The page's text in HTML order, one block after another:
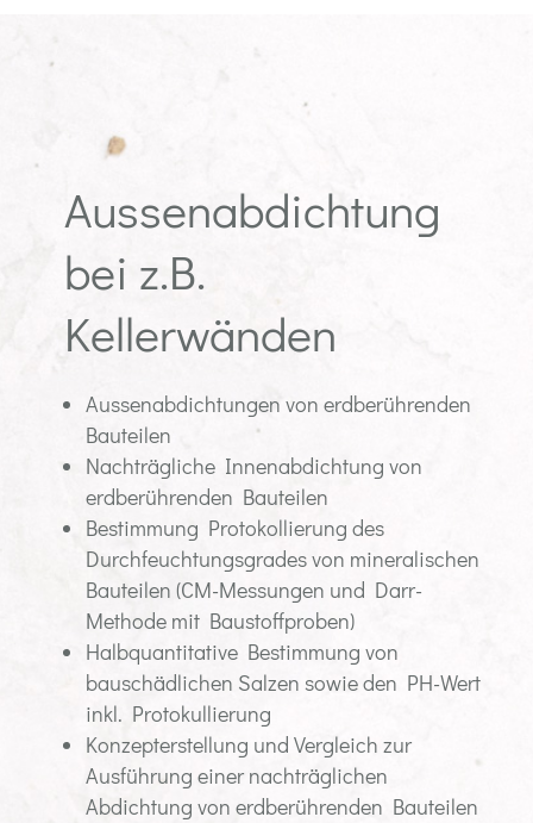
Aussenabdichtung
bei z.B.
Kellerwänden
Aussenabdichtungen von erdberührenden
Bauteilen
Nachträgliche Innenabdichtung von
erdberührenden Bauteilen
Bestimmung Protokollierung des
Durchfeuchtungsgrades von mineralischen
Bauteilen (CM-Messungen und Darr-
Methode mit Baustoffproben)
Halbquantitative Bestimmung von
bauschädlichen Salzen sowie den PH-Wert
inkl. Protokullierung
Konzepterstellung und Vergleich zur
Ausführung einer nachträglichen
Abdichtung von erdberührenden Bauteilen